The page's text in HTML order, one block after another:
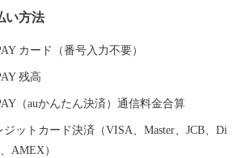
成29年4月には「播但貫く、銀の馬車道 鉱石の
す。 特産品は「岩津ねぎ」が有名です。白ねぎ
ぎのちょうど中間種で、青葉部分から白根まで
らかく甘みがあり、すべて余すところなく食べ
い方法
カード（番号入力不要）
残高
（auかんたん決済）通信料金合算
ジットカード決済（VISA、Master、JCB、Di
AMEX）